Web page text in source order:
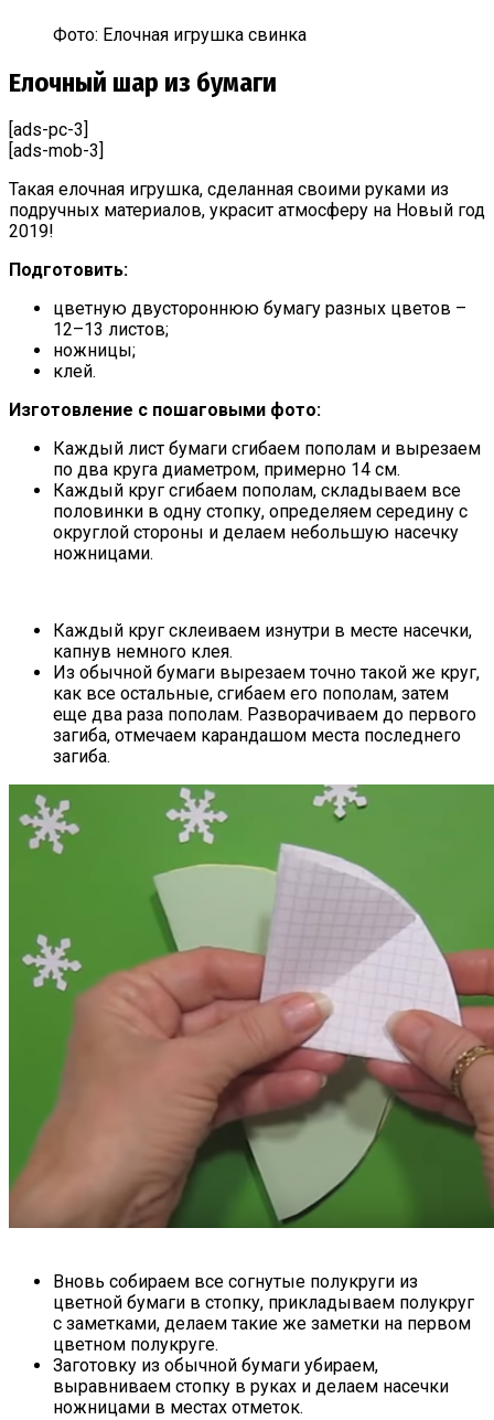
Фото: Елочная игрушка свинка
Елочный шар из бумаги
[ads-pc-3]
[ads-mob-3]
Такая елочная игрушка, сделанная своими руками из
подручных материалов, украсит атмосферу на Новый год
2019!
Подготовить:
цветную двустороннюю бумагу разных цветов –
12–13 листов;
ножницы;
клей.
Изготовление с пошаговыми фото:
Каждый лист бумаги сгибаем пополам и вырезаем
по два круга диаметром, примерно 14 см.
Каждый круг сгибаем пополам, складываем все
половинки в одну стопку, определяем середину с
округлой стороны и делаем небольшую насечку
ножницами.
Каждый круг склеиваем изнутри в месте насечки,
капнув немного клея.
Из обычной бумаги вырезаем точно такой же круг,
как все остальные, сгибаем его пополам, затем
еще два раза пополам. Разворачиваем до первого
загиба, отмечаем карандашом места последнего
загиба.
Вновь собираем все согнутые полукруги из
цветной бумаги в стопку, прикладываем полукруг
с заметками, делаем такие же заметки на первом
цветном полукруге.
Заготовку из обычной бумаги убираем,
выравниваем стопку в руках и делаем насечки
ножницами в местах отметок.